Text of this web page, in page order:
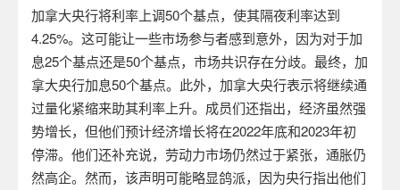
加拿大央行将利率上调50个基点，使其隔夜利率达到
4.25%。这可能让一些市场参与者感到意外，因为对于加
息25个基点还是50个基点，市场共识存在分歧。最终，加
拿大央行加息50个基点。此外，加拿大央行表示将继续通
过量化紧缩来助其利率上升。成员们还指出，经济虽然强
势增长，但他们预计经济增长将在2022年底和2023年初
停滞。他们还补充说，劳动力市场仍然过于紧张，通胀仍
然高企。然而，该声明可能略显鸽派，因为央行指出他们